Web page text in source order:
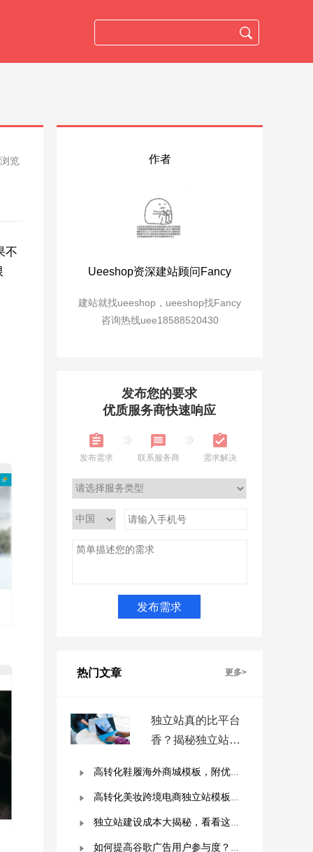
览
不
作者
Ueeshop资深建站顾问Fancy
建站就找ueeshop，ueeshop找Fancy
咨询热线uee18588520430
发布您的要求
优质服务商快速响应
发布需求 联系服务商 需求解决
热门文章 更多>
独立站真的比平台
香？揭秘独立站被